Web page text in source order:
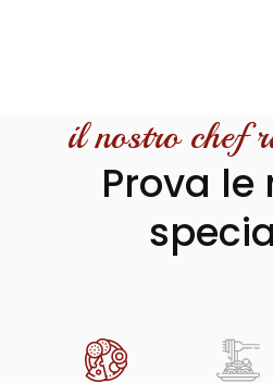
il nostro chef
Prova le